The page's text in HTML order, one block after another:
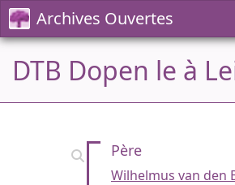
Archives Ouvertes
DTB Dopen le à
Père
Wilhelmus van den